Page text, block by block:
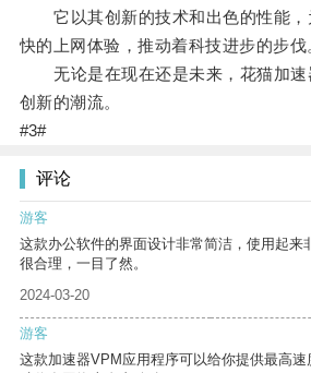
它以其创新的技术和出色的性能，
快的上网体验，推动着科技进步的步伐
无论是在现在还是未来，花猫加速
创新的潮流。
#3#
评论
游客
这款办公软件的界面设计非常简洁，使用起来
很合理，一目了然。
2024-03-20
游客
这款加速器VPM应用程序可以给你提供最高